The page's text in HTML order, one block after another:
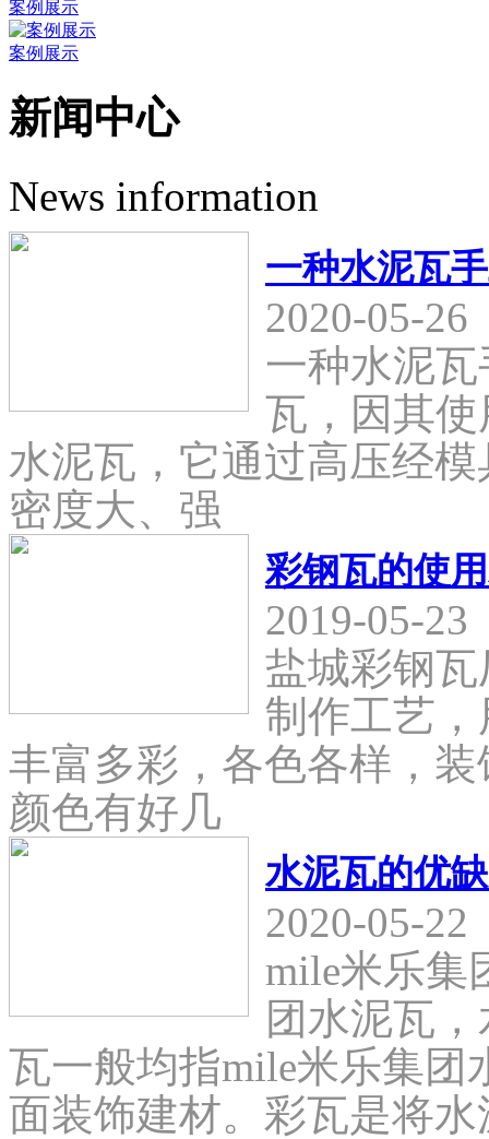
案例展示
案例展示
新闻中心
News information
一种水泥瓦
2020-05-26
一种水泥
瓦，因其
水泥瓦，它通过高压经
密度大、强
彩钢瓦的使
2019-05-23
盐城彩钢
制作工艺
丰富多彩，各色各样，
颜色有好几
水泥瓦的优
2020-05-22
mile米乐集
团水泥瓦
瓦一般均指mile米乐集团
面装饰建材。彩瓦是将